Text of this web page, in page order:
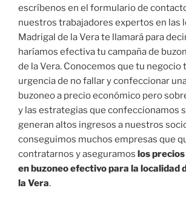
escríbenos en el formulario de
nuestros trabajadores expertos en las
Madrigal de la Vera te llamará para
haríamos efectiva tu campaña de
de la Vera. Conocemos que tu negocio
urgencia de no fallar y confeccionar
buzoneo a precio económico pero
y las estrategias que confeccionamos
generan altos ingresos a nuestros
conseguimos muchos empresas que
contratarnos y aseguramos los
en buzoneo efectivo para la localidad
la Vera.